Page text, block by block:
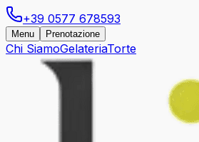
+39 0577 678593
Menu Prenotazione
Chi SiamoGelateriaTorte